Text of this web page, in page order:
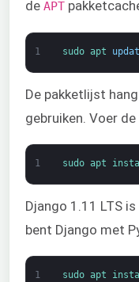
de APT
1 sudo apt
De pakketlijst
gebruiken. Voer
1 sudo apt
Django 1.11 LTS
bent Django met
1 sudo apt